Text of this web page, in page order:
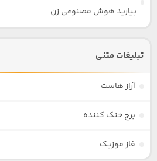
بیارید هوش مصنوعی زن
تبلیغات متنی
آراز هاست
برج خنک کننده
فاز موزیک